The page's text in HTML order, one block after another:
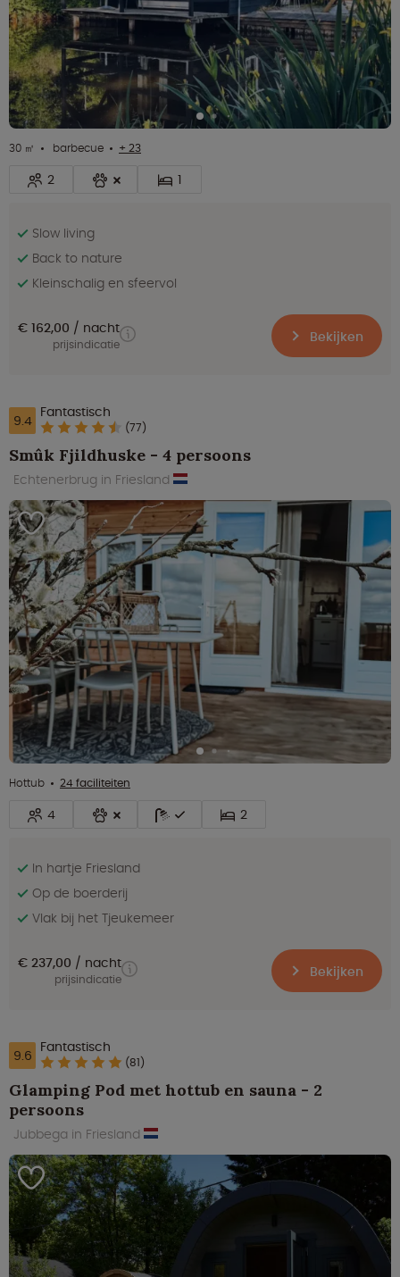
30 ㎡ barbecue + 23
2 1
Slow living
Back to nature
Kleinschalig en sfeervol
€ 162,00 nacht
prijsindicatie Bekijken
9.4 Fantastisch
(77)
Smûk Fjildhuske - 4 persoons
Echtenerbrug in Friesland
Hottub 24 faciliteiten
4 2
In hartje Friesland
Op de boerderij
Vlak bij het Tjeukemeer
€ 237,00 nacht
prijsindicatie Bekijken
9.6 Fantastisch
(81)
Glamping Pod met hottub en sauna - 2
persoons
Jubbega in Friesland